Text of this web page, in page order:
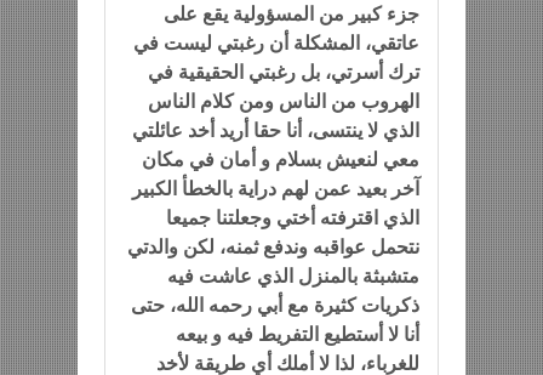
جزء كبير من المسؤولية يقع على
عاتقي، المشكلة أن رغبتي ليست في
ترك أسرتي، بل رغبتي الحقيقية في
الهروب من الناس ومن كلام الناس
الذي لا ينتسى، أنا حقا أريد أخد عائلتي
معي لنعيش بسلام و أمان في مكان
آخر بعيد عمن لهم دراية بالخطأ الكبير
الذي اقترفته أختي وجعلتنا جميعا
نتحمل عواقبه وندفع ثمنه، لكن والدتي
متشبثة بالمنزل الذي عاشت فيه
ذكريات كثيرة مع أبي رحمه الله، حتى
أنا لا أستطيع التفريط فيه و بيعه
للغرباء، لذا لا أملك أي طريقة لأخد